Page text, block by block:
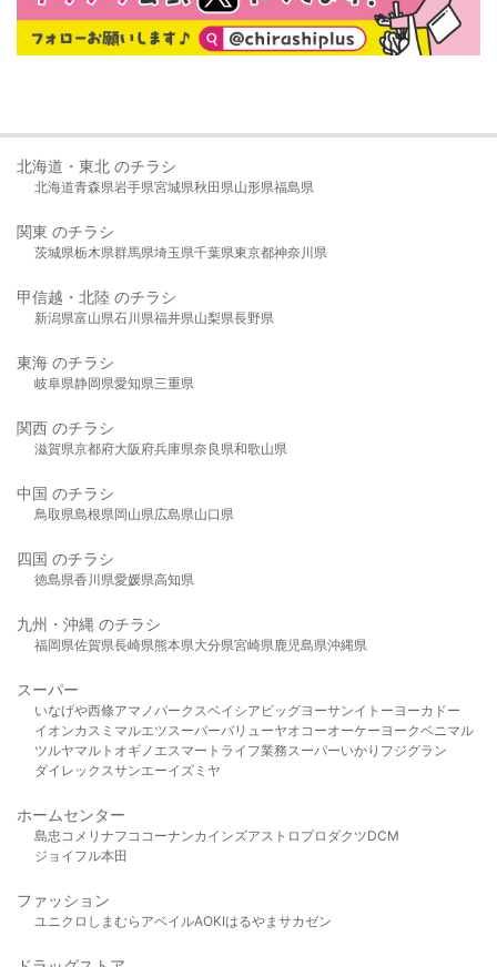
北海道・東北 のチラシ
北海道青森県岩手県宮城県秋田県山形県福島県
関東 のチラシ
茨城県栃木県群馬県埼玉県千葉県東京都神奈川県
甲信越・北陸 のチラシ
新潟県富山県石川県福井県山梨県長野県
東海 のチラシ
岐阜県静岡県愛知県三重県
関西 のチラシ
滋賀県京都府大阪府兵庫県奈良県和歌山県
中国 のチラシ
鳥取県島根県岡山県広島県山口県
四国 のチラシ
徳島県香川県愛媛県高知県
九州・沖縄 のチラシ
福岡県佐賀県長崎県熊本県大分県宮崎県鹿児島県沖縄県
スーパー
いなげや西條アマノパークスベイシア ビッグヨーサンイトーヨーカドー
イオンカスミ マルエツスーパーバリューヤオコーオーケー ヨークベニマル
ツルヤマルト オギノ エスマート ライフ業務スーパーいかり フジグラン
ダイレックスサンエーイズミヤ
ホームセンター
島忠 コメリ ナフコ コーナンカインズアストロプロダクツDCM
ジョイフル本田
ファッション
ユニクロ しまむら アベイルAOKIはるやま サカゼン